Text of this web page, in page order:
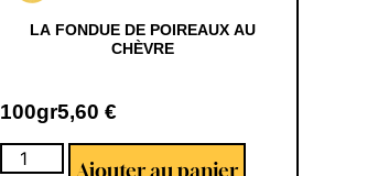
LA FONDUE DE POIREAUX AU
CHÈVRE
100gr5,60 €
Ajouter au panier